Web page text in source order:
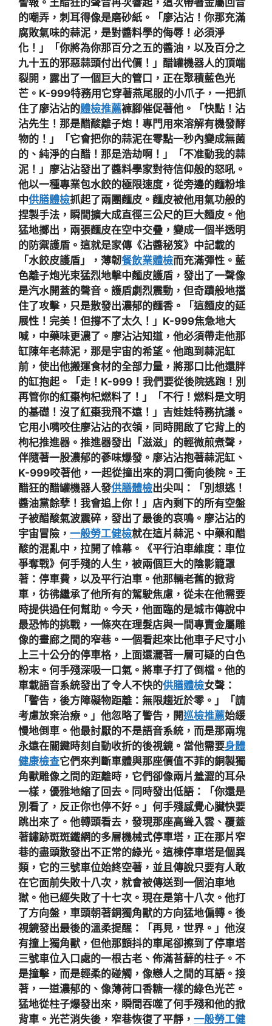
的嘲弄，刺耳得像是磨砂紙。「廖沾沾！你那充滿
腐敗氣味的蒜泥，是對醬料學的侮辱！必須淨
化！」「你將為你那百分之五的醬油，以及百分之
九十五的邪惡蒜頭付出代價！」醋罐機器人的頂端
裂開，露出了一個巨大的管口，正在聚積藍色光
芒。K-999特務用它穿著燕尾服的小爪子，一把抓
住了廖沾沾的體檢推薦褲腳催促著他。「快點！沾
沾先生！那是醋酸離子炮！專門用來溶解有機發酵
物的！」「它會把你的蒜泥在零點一秒內變成無菌
的、純淨的白醋！那是浩劫啊！」「不准動我的蒜
泥！」廖沾沾發出了醬料學家對待信仰般的怒吼。
他以一種專業包水餃的極限速度，從旁邊的麵粉堆
中供膳體檢抓起了兩團麵皮。麵皮被他用氣功般的
捏製手法，瞬間擴大成直徑三公尺的巨大麵皮。他
猛地擲出，兩張麵皮在空中交疊，變成一個半透明
的防禦護盾。這就是家傳《沾醬秘笈》中記載的
「水餃皮護盾」，薄韌餐飲業體檢而充滿彈性。藍
色離子炮光束猛烈地擊中麵皮護盾，發出了一聲像
是汽水開蓋的聲音。護盾劇烈震動，但奇蹟般地擋
住了攻擊，只是散發出濃郁的麵香。「這麵皮的延
展性！完美！但撐不了太久！」K-999焦急地大
喊，中藥味更濃了。廖沾沾知道，他必須帶走他那
缸陳年老蒜泥，那是宇宙的希望。他跑到蒜泥缸
前，使出他搬運食材的全部力量，將那口比他還胖
的缸抱起。「走！K-999！我們要從後院逃跑！別
再管你的紅棗枸杞燃料了！」「不行！燃料是文明
的基礎！沒了紅棗我飛不遠！」吉娃娃特務抗議。
它用小嘴咬住廖沾沾的衣領，同時開啟了它背上的
枸杞推進器。推進器發出「滋滋」的輕微煎煮聲，
伴隨著一股濃郁的蔘味爆發。廖沾沾抱著蒜泥缸、
K-999咬著他，一起從撞出來的洞口衝向後院。王
醋狂的醋罐機器人發供膳體檢出尖叫：「別想逃！
醬油黨餘孽！我會追上你！」店內剩下的所有空盤
子被醋酸氣波震碎，發出了最後的哀鳴。廖沾沾的
宇宙冒險， 一般勞工健檢就在這片蒜泥、中藥和醋
酸的混亂中，拉開了帷幕。《平行泊車維度：車位
爭奪戰》何手殘的人生，被兩個巨大的陰影籠罩
著：停車費，以及平行泊車。他那輛老舊的掀背
車，彷彿繼承了他所有的駕駛焦慮，從未在他需要
時提供過任何幫助。今天，他面臨的是城市傳說中
最恐怖的挑戰，一條夾在理髮店與一間專賣金屬雕
像的畫廊之間的窄巷。一個看起來比他車子尺寸小
上三十公分的停車格，上面還灑著一層可疑的白色
粉末。何手殘深吸一口氣。將車子打了倒檔。他的
車載語音系統發出了令人不快的供膳體檢女聲：
「警告，後方障礙物距離：無限趨近於零。」「請
考慮放棄治療。」他忽略了警告，開巡檢推薦始緩
慢地倒車。他最討厭的不是語音系統，而是那兩塊
永遠在關鍵時刻自動收折的後視鏡。當他需要身體
健康檢查它們來判斷車體與那座價值不菲的銅製獨
角獸雕像之間的距離時，它們卻像兩片羞澀的耳朵
一樣，優雅地縮了回去。同時發出低語：「你還是
別看了，反正你也停不好。」何手殘感覺心臟快要
跳出來了。他轉頭看去，發現那座高聳入雲、覆蓋
著鏽跡斑斑鐵網的多層機械式停車塔，正在那片窄
巷的盡頭散發出不正常的綠光。這棟停車塔是個異
類，它的三號車位始終空著，並且傳說只要有人敢
在它面前失敗十八次，就會被傳送到一個泊車地
獄。他已經失敗了十七次。現在是第十八次。他打
了方向盤，車頭朝著銅獨角獸的方向猛地偏轉。後
視鏡發出最後的溫柔提醒：「再見，世界。」他沒
有撞上獨角獸，但他那顫抖的車尾卻擦到了停車塔
三號車位入口處的一根古老、佈滿苔蘚的柱子。不
是撞擊，而是輕柔的碰觸，像戀人之間的耳語。接
著，一道濃郁的、像薄荷口香糖一樣的綠色光芒。
猛地從柱子爆發出來，瞬間吞噬了何手殘和他的掀
背車。光芒消失後，窄巷恢復了平靜， 一般勞工健